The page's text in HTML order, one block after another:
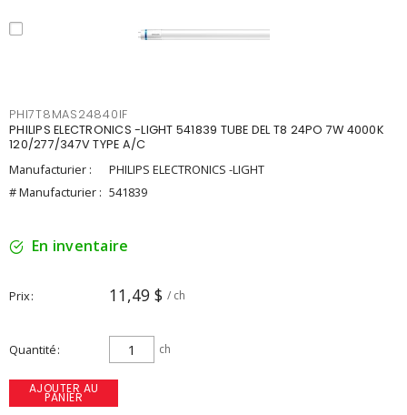
PHI7T8MAS24840IF
PHILIPS ELECTRONICS -LIGHT 541839 TUBE DEL T8 24PO 7W 4000K
120/277/347V TYPE A/C
Manufacturier :
PHILIPS ELECTRONICS -LIGHT
# Manufacturier : 541839
En inventaire
Prix 11,49 $ / ch
Quantité ch
AJOUTER AU
PANIER